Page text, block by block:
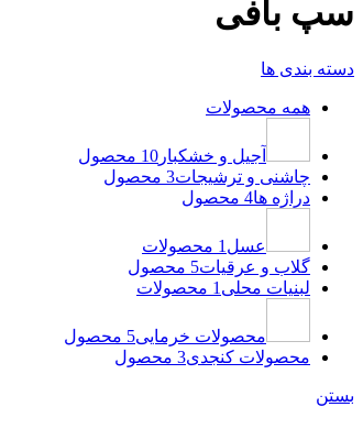
سپ بافی
دسته بندی ها
همه محصولات
آجیل و خشکبار 10 محصول
چاشنی و ترشیجات3 محصول
دراژه ها4 محصول
عسل 1 محصولات
گلاب و عرقیات5 محصول
لبنیات محلی 1 محصولات
محصولات خرمایی5 محصول
محصولات کنجدی3 محصول
بستن